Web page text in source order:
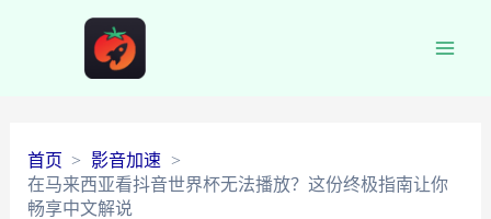
首页
影音加速
在马来西亚看抖音世界杯无法播放？这份终极指南让你
畅享中文解说